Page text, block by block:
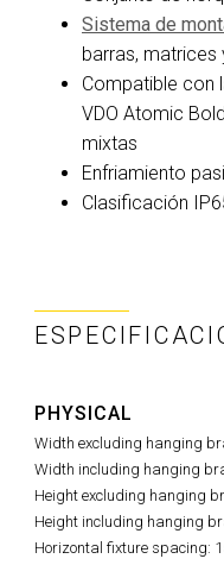
Sistema de
barras,
Compatible con
VDO Atomic
mixtas
Enfriamiento
Clasificación
PHYSICAL
Width excluding hanging
Width including hanging
Height excluding hanging
Height including hanging
Horizontal fixture spacing: